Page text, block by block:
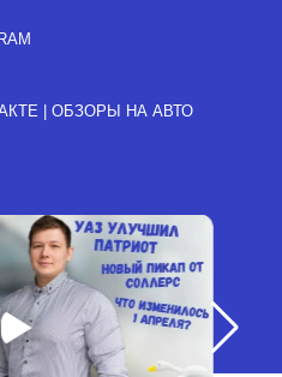
| ОБЗОРЫ НА АВТО